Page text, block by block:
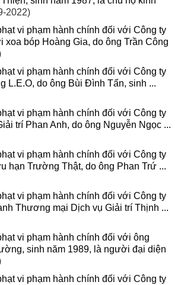
2022)
vi phạm hành chính đối với Công ty
xoa bóp Hoàng Gia, do ông Trần Công
vi phạm hành chính đối với Công ty
L.E.O, do ông Bùi Đình Tấn, sinh ...
vi phạm hành chính đối với Công ty
trí Phan Anh, do ông Nguyễn Ngọc ...
vi phạm hành chính đối với Công ty
hạn Trường Thật, do ông Phan Trứ ...
vi phạm hành chính đối với Công ty
Thương mại Dịch vụ Giải trí Thịnh ...
vi phạm hành chính đối với ông
sinh năm 1989, là người đại diện
vi phạm hành chính đối với Công ty